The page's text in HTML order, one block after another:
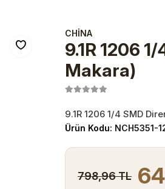
CHİNA
9.1R 1206
Makara)
9.1R 1206 1/4 SMD
Ürün Kodu: NCH5351-
798,96 TL